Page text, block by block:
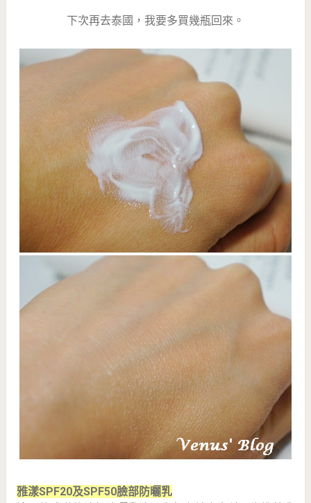
下次再去泰國，我要多買幾瓶回來。
雅漾SPF20及SPF50臉部防曬乳